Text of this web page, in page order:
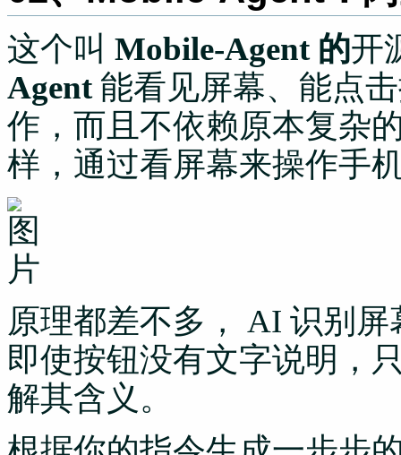
这个叫 Mobile-Agent 的开
Agent能看见屏幕、能点
作，而且不依赖原本复杂
样，通过看屏幕来操作手
原理都差不多， AI 识别
即使按钮没有文字说明，
解其含义。